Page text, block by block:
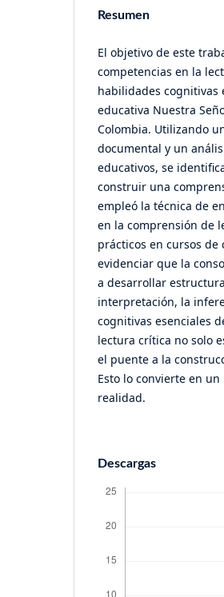
Resumen
El objetivo de este
competencias en la
habilidades cognitivas
educativa Nuestra
Colombia. Utilizando
documental y un
educativos, se
construir una
empleó la técnica de
en la comprensión de
prácticos en cursos
evidenciar que la
a desarrollar
interpretación, la
cognitivas esenciales
lectura crítica no solo
el puente a la
Esto lo convierte en
realidad.
Descargas